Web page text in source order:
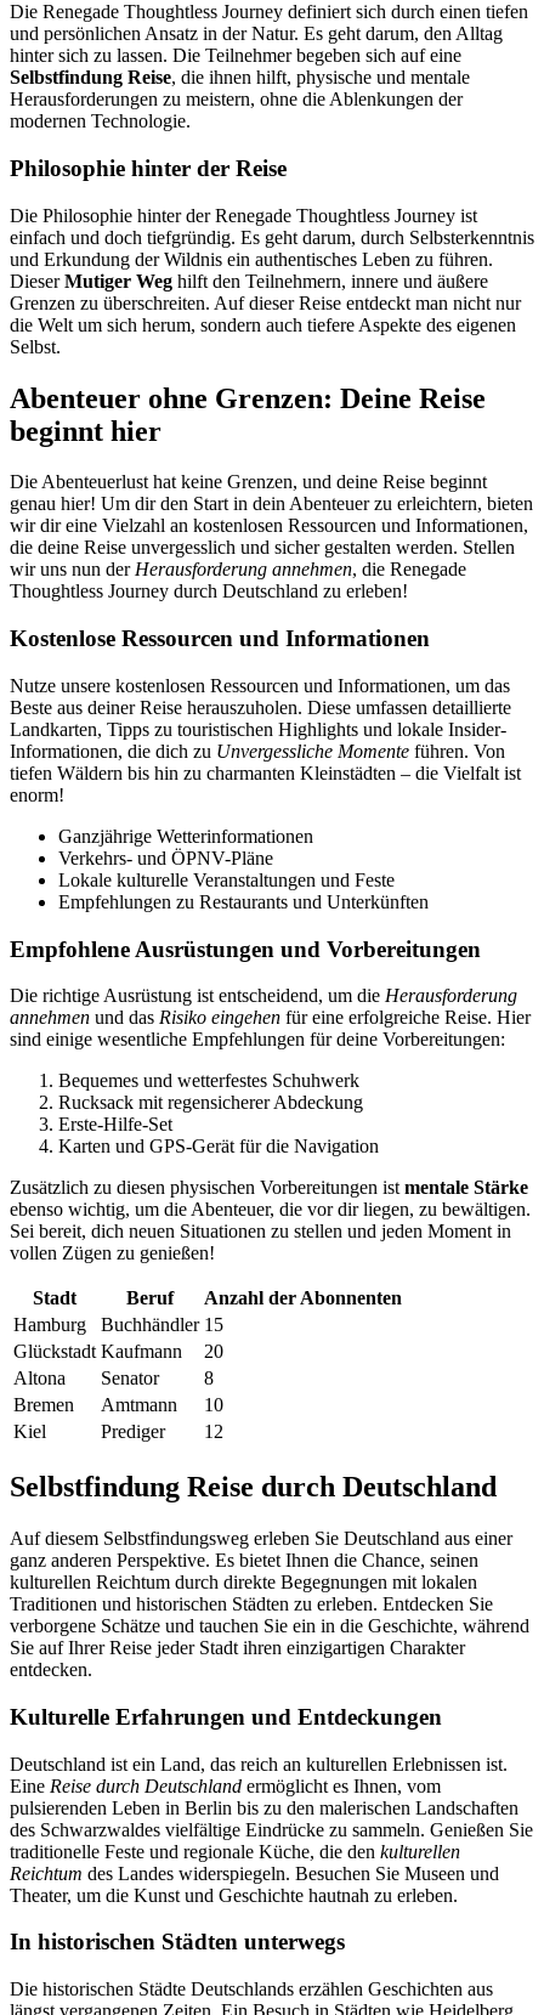
Die Renegade Thoughtless Journey definiert sich durch einen tiefen
und persönlichen Ansatz in der Natur. Es geht darum, den Alltag
hinter sich zu lassen. Die Teilnehmer begeben sich auf eine
Selbstfindung Reise, die ihnen hilft, physische und mentale
Herausforderungen zu meistern, ohne die Ablenkungen der
modernen Technologie.
Philosophie hinter der Reise
Die Philosophie hinter der Renegade Thoughtless Journey ist
einfach und doch tiefgründig. Es geht darum, durch Selbsterkenntnis
und Erkundung der Wildnis ein authentisches Leben zu führen.
DieserMutiger Weg hilft den Teilnehmern, innere und äußere
Grenzen zu überschreiten. Auf dieser Reise entdeckt man nicht nur
die Welt um sich herum, sondern auch tiefere Aspekte des eigenen
Selbst.
Abenteuer ohne Grenzen: Deine Reise
beginnt hier
Die Abenteuerlust hat keine Grenzen, und deine Reise beginnt
genau hier! Um dir den Start in dein Abenteuer zu erleichtern, bieten
wir dir eine Vielzahl an kostenlosen Ressourcen und Informationen,
die deine Reise unvergesslich und sicher gestalten werden. Stellen
wir uns nun derHerausforderung annehmen, die Renegade
Thoughtless Journey durch Deutschland zu erleben!
Kostenlose Ressourcen und Informationen
Nutze unsere kostenlosen Ressourcen und Informationen, um das
Beste aus deiner Reise herauszuholen. Diese umfassen detaillierte
Landkarten, Tipps zu touristischen Highlights und lokale Insider-
Informationen, die dich zu Unvergessliche Momente führen. Von
tiefen Wäldern bis hin zu charmanten Kleinstädten – die Vielfalt ist
enorm!
Ganzjährige Wetterinformationen
Verkehrs- und ÖPNV-Pläne
Lokale kulturelle Veranstaltungen und Feste
Empfehlungen zu Restaurants und Unterkünften
Empfohlene Ausrüstungen und Vorbereitungen
Die richtige Ausrüstung ist entscheidend, um die Herausforderung
annehmen und das Risiko eingehen für eine erfolgreiche Reise. Hier
sind einige wesentliche Empfehlungen für deine Vorbereitungen:
Bequemes und wetterfestes Schuhwerk
Rucksack mit regensicherer Abdeckung
Erste-Hilfe-Set
Karten und GPS-Gerät für die Navigation
Zusätzlich zu diesen physischen Vorbereitungen ist mentale Stärke
ebenso wichtig, um die Abenteuer, die vor dir liegen, zu bewältigen.
Sei bereit, dich neuen Situationen zu stellen und jeden Moment in
vollen Zügen zu genießen!
Stadt Beruf
Anzahl der Abonnenten
Hamburg
Buchhändler 15
Glückstadt Kaufmann
20
Altona
Senator
8
Bremen
Amtmann
10
Kiel
Prediger 12
Selbstfindung Reise durch Deutschland
Auf diesem Selbstfindungsweg erleben Sie Deutschland aus einer
ganz anderen Perspektive. Es bietet Ihnen die Chance, seinen
kulturellen Reichtum durch direkte Begegnungen mit lokalen
Traditionen und historischen Städten zu erleben. Entdecken Sie
verborgene Schätze und tauchen Sie ein in die Geschichte, während
Sie auf Ihrer Reise jeder Stadt ihren einzigartigen Charakter
entdecken.
Kulturelle Erfahrungen und Entdeckungen
Deutschland ist ein Land, das reich an kulturellen Erlebnissen ist.
Eine Reise durch Deutschland ermöglicht es Ihnen, vom
pulsierenden Leben in Berlin bis zu den malerischen Landschaften
des Schwarzwaldes vielfältige Eindrücke zu sammeln. Genießen Sie
traditionelle Feste und regionale Küche, die den kulturellen
Reichtum des Landes widerspiegeln. Besuchen Sie Museen und
Theater, um die Kunst und Geschichte hautnah zu erleben.
In historischen Städten unterwegs
Die historischen Städte Deutschlands erzählen Geschichten aus
längst vergangenen Zeiten. Ein Besuch in Städten wie Heidelberg,